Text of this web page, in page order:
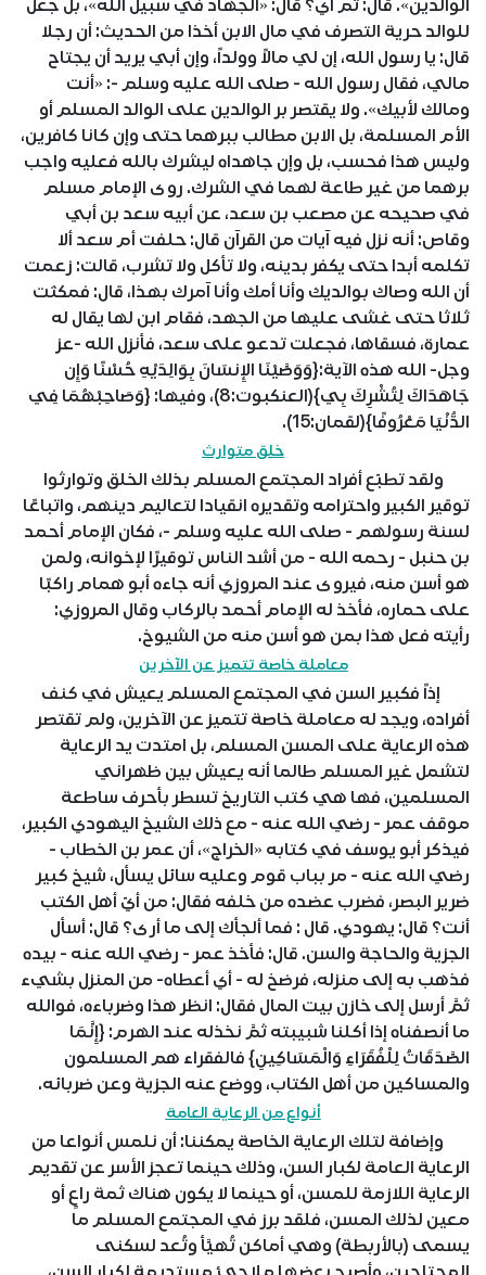
الوالدين». قال: ثم أي؟ قال: «الجهاد في سبيل الله»، بل جعل
للوالد حرية التصرف في مال الابن أخذا من الحديث: أن رجلا
قال: يا رسول الله، إن لي مالاً وولداً، وإن أبي يريد أن يجتاح
مالي، فقال رسول الله - صلى الله عليه وسلم -: «أنت
ومالك لأبيك». ولا يقتصر بر الوالدين على الوالد المسلم أو
الأم المسلمة، بل الابن مطالب ببرهما حتى وإن كانا كافرين،
وليس هذا فحسب، بل وإن جاهداه ليشرك بالله فعليه واجب
برهما من غير طاعة لهما في الشرك. روى الإمام مسلم
في صحيحه عن مصعب بن سعد، عن أبيه سعد بن أبي
وقاص: أنه نزل فيه آيات من القرآن قال: حلفت أم سعد ألا
تكلمه أبدا حتى يكفر بدينه، ولا تأكل ولا تشرب، قالت: زعمت
أن الله وصاك بوالديك وأنا أمك وأنا آمرك بهذا، قال: فمكثت
ثلاثا حتى غشى عليها من الجهد، فقام ابن لها يقال له
عمارة، فسقاها، فجعلت تدعو على سعد، فأنزل الله -عز
وجل- الله هذه الآية:{وَوَصَّيْنَا الإِنسَانَ بِوَالِدَيْهِ حُسْنًا وَإِن
جَاهَدَاكَ لِتُشْرِكَ بِي}(العنكبوت:8)، وفيها: {وَصَاحِبْهُمَا فِي
الدُّنْيَا مَعْرُوفًا}(لقمان:15).
خلق متوارث
ولقد تطبّع أفراد المجتمع المسلم بذلك الخلق وتوارثوا
توقير الكبير واحترامه وتقديره انقيادا لتعاليم دينهم، واتباعًا
لسنة رسولهم - صلى الله عليه وسلم -، فكان الإمام أحمد
بن حنبل - رحمه الله - من أشد الناس توقيرًا لإخوانه، ولمن
هو أسن منه، فيروى عند المروزي أنه جاءه أبو همام راكبًا
على حماره، فأخذ له الإمام أحمد بالركاب وقال المروزي:
رأيته فعل هذا بمن هو أسن منه من الشيوخ.
معاملة خاصة تتميز عن الآخرين
إذاً فكبير السن في المجتمع المسلم يعيش في كنف
أفراده، ويجد له معاملة خاصة تتميز عن الآخرين، ولم تقتصر
هذه الرعاية على المسن المسلم، بل امتدت يد الرعاية
لتشمل غير المسلم طالما أنه يعيش بين ظهراني
المسلمين، فها هي كتب التاريخ تسطر بأحرف ساطعة
موقف عمر - رضي الله عنه - مع ذلك الشيخ اليهودي الكبير،
فيذكر أبو يوسف في كتابه «الخراج»، أن عمر بن الخطاب -
رضي الله عنه - مر بباب قوم وعليه سائل يسأل، شيخ كبير
ضرير البصر، فضرب عضده من خلفه فقال: من أيّ أهل الكتب
أنت؟ قال: يهودي. قال : فما ألجأك إلى ما أرى؟ قال: أسأل
الجزية والحاجة والسن. قال: فأخذ عمر - رضي الله عنه - بيده
فذهب به إلى منزله، فرضخ له - أي أعطاه- من المنزل بشيء
ثمَّ أرسل إلى خازن بيت المال فقال: انظر هذا وضرباءه، فوالله
ما أنصفناه إذا أكلنا شبيبته ثمَّ نخذله عند الهرم: {إِنَّمَا
الصَّدَقَاتُ لِلْفُقَرَاءِ وَالْمَسَاكِينِ} فالفقراء هم المسلمون
والمساكين من أهل الكتاب، ووضع عنه الجزية وعن ضربائه.
أنواع من الرعاية العامة
وإضافة لتلك الرعاية الخاصة يمكننا: أن نلمس أنواعا من
الرعاية العامة لكبار السن، وذلك حينما تعجز الأسر عن تقديم
الرعاية اللازمة للمسن، أو حينما لا يكون هناك ثمة راعٍ أو
معين لذلك المسن، فلقد برز في المجتمع المسلم ما
يسمى (بالأربطة) وهي أماكن تُهيَّأ وتُعد لسكنى